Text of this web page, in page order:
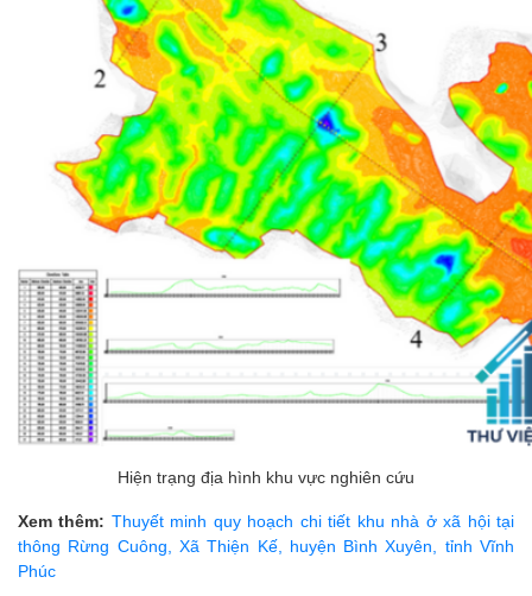
Hiện trạng địa hình khu vực nghiên cứu
Xem thêm: Thuyết minh quy hoạch chi tiết khu nhà ở xã hội tại
thông Rừng Cuông, Xã Thiện Kế, huyện Bình Xuyên, tỉnh Vĩnh
Phúc